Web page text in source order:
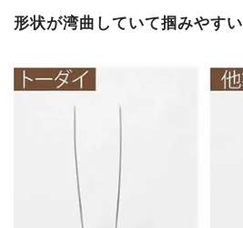
形状が湾曲していて掴みやすい